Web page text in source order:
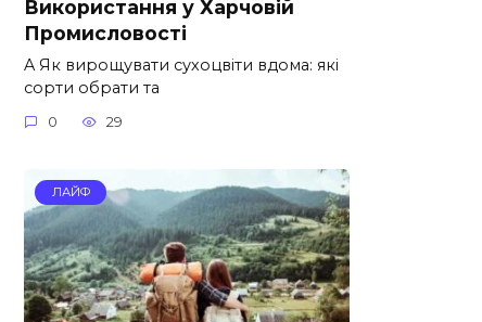
Використання у Харчовій
Промисловості
A Як вирощувати сухоцвіти вдома: які
сорти обрати та
0 29
ЛАЙФ